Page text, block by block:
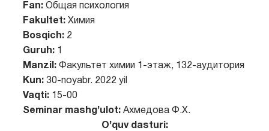
Fan: Общая психология
Fakultet: Химия
Bosqich: 2
Guruh: 1
Manzil: Факультет химии 1-этаж, 132-аудитория
Kun: 30-noyabr. 2022 yil
Vaqti:15-00
Seminar mashg’ulot:Ахмедова Ф.Х.
O’quv dasturi: